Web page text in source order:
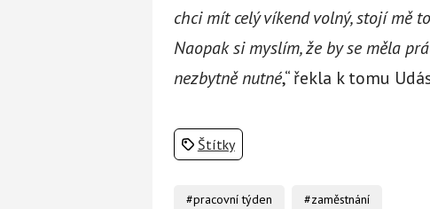
chci mít celý víkend volný, stojí mě
Naopak si myslím, že by se měla
nezbytně nutné,“ řekla k tomu
Štítky
#pracovní týden #zaměstnání